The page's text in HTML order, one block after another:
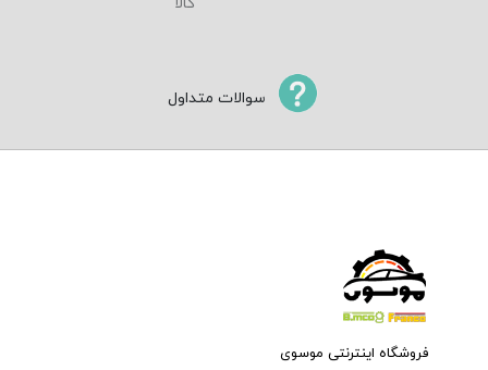
سوالات متداول
فروشگاه اینترنتی موسوی